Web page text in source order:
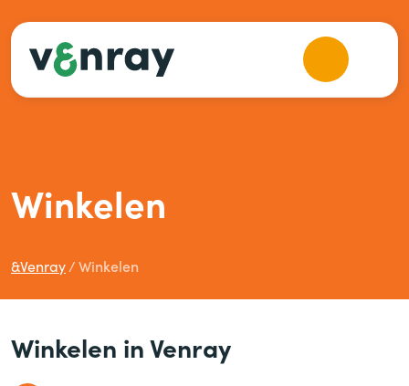
Winkelen
&Venray Winkelen
Winkelen in Venray